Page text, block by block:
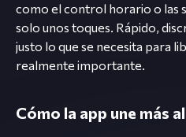
como el control horario o las
solo unos toques. Rápido,
justo lo que se necesita para
realmente importante.
Cómo la app une más